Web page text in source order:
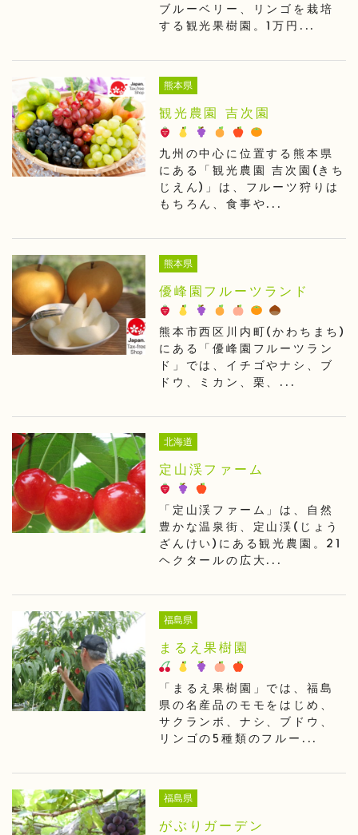
ブルーベリー、リンゴを栽培
する観光果樹園。1万円...
熊本県
観光農園 吉次園
九州の中心に位置する熊本県
にある「観光農園 吉次園(きち
じえん)」は、フルーツ狩りは
もちろん、食事や...
熊本県
優峰園フルーツランド
熊本市西区川内町(かわちまち)
にある「優峰園フルーツラン
ド」では、イチゴやナシ、ブ
ドウ、ミカン、栗、...
北海道
定山渓ファーム
「定山渓ファーム」は、自然
豊かな温泉街、定山渓(じょう
ざんけい)にある観光農園。21
ヘクタールの広大...
福島県
まるえ果樹園
「まるえ果樹園」では、福島
県の名産品のモモをはじめ、
サクランボ、ナシ、ブドウ、
リンゴの5種類のフルー...
福島県
がぶりガーデン